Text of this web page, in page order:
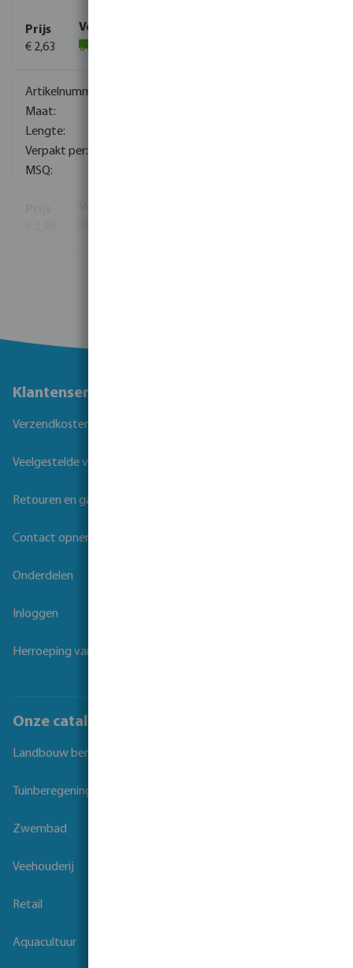
€ 2,63
Klantenservice
Verzendkosten
Veelgestelde vragen
Retouren en garantie
Contact opnemen
Onderdelen
Inloggen
Herroeping van overeenkomst
Onze catalogi
Landbouw beregening
Tuinberegening
Zwembad
Veehouderij
Retail
Aquacultuur